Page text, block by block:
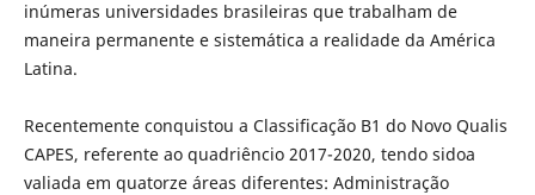
inúmeras universidades brasileiras que trabalham de
maneira permanente e sistemática a realidade da América
Latina.
Recentemente conquistou a Classificação B1 do Novo Qualis
CAPES, referente ao quadriêncio 2017-2020, tendo sidoa
valiada em quatorze áreas diferentes: Administração